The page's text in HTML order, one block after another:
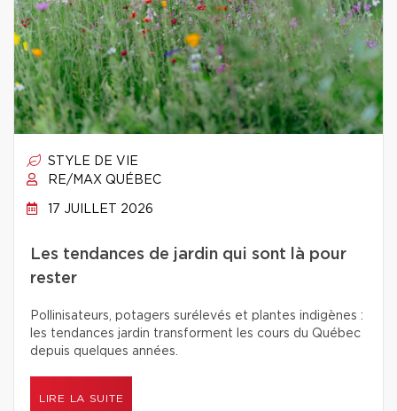
STYLE DE VIE
RE/MAX QUÉBEC
17 JUILLET 2026
Les tendances de jardin qui sont là pour
rester
Pollinisateurs, potagers surélevés et plantes indigènes :
les tendances jardin transforment les cours du Québec
depuis quelques années.
LIRE LA SUITE